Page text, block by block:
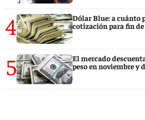
4
Dólar Blue: a cuánto
cotización para fin
5
El mercado
peso en noviembre y